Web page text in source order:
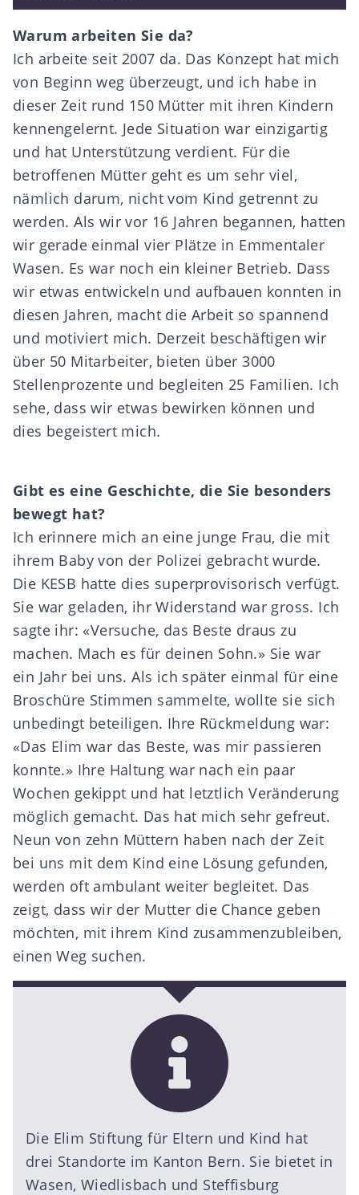
Warum arbeiten Sie da?
Ich arbeite seit 2007 da. Das Konzept hat mich
von Beginn weg überzeugt, und ich habe in
dieser Zeit rund 150 Mütter mit ihren Kindern
kennengelernt. Jede Situation war einzigartig
und hat Unterstützung verdient. Für die
betroffenen Mütter geht es um sehr viel,
nämlich darum, nicht vom Kind getrennt zu
werden. Als wir vor 16 Jahren begannen, hatten
wir gerade einmal vier Plätze in Emmentaler
Wasen. Es war noch ein kleiner Betrieb. Dass
wir etwas entwickeln und aufbauen konnten in
diesen Jahren, macht die Arbeit so spannend
und motiviert mich. Derzeit beschäftigen wir
über 50 Mitarbeiter, bieten über 3000
Stellenprozente und begleiten 25 Familien. Ich
sehe, dass wir etwas bewirken können und
dies begeistert mich.
Gibt es eine Geschichte, die Sie besonders
bewegt hat?
Ich erinnere mich an eine junge Frau, die mit
ihrem Baby von der Polizei gebracht wurde.
Die KESB hatte dies superprovisorisch verfügt.
Sie war geladen, ihr Widerstand war gross. Ich
sagte ihr: «Versuche, das Beste draus zu
machen. Mach es für deinen Sohn.» Sie war
ein Jahr bei uns. Als ich später einmal für eine
Broschüre Stimmen sammelte, wollte sie sich
unbedingt beteiligen. Ihre Rückmeldung war:
«Das Elim war das Beste, was mir passieren
konnte.» Ihre Haltung war nach ein paar
Wochen gekippt und hat letztlich Veränderung
möglich gemacht. Das hat mich sehr gefreut.
Neun von zehn Müttern haben nach der Zeit
bei uns mit dem Kind eine Lösung gefunden,
werden oft ambulant weiter begleitet. Das
zeigt, dass wir der Mutter die Chance geben
möchten, mit ihrem Kind zusammenzubleiben,
einen Weg suchen.
Die Elim Stiftung für Eltern und Kind hat
drei Standorte im Kanton Bern. Sie bietet in
Wasen, Wiedlisbach und Steffisburg